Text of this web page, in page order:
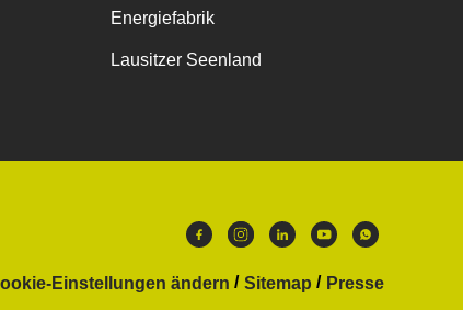
Energiefabrik
Lausitzer Seenland
Einstellungen ändern Sitemap
Presse